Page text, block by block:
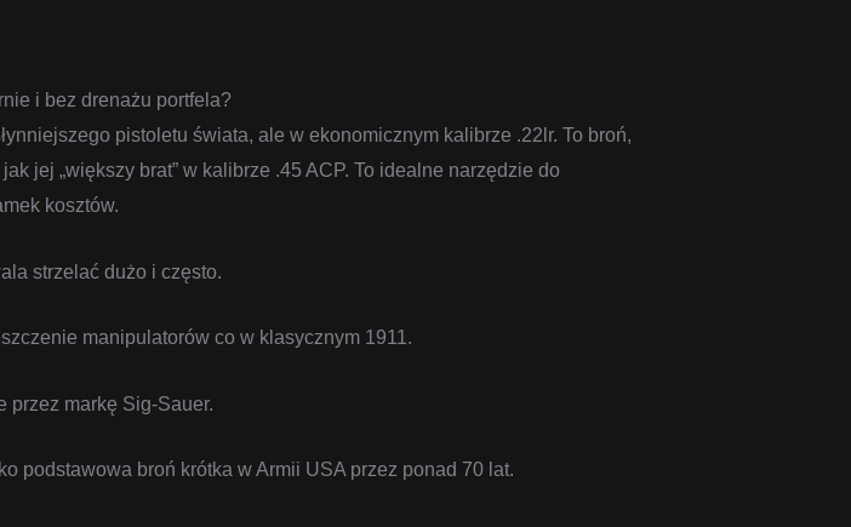
i bez drenażu portfela?
pistoletu świata, ale w ekonomicznym kalibrze .22lr. To broń,
jej „większy brat” w kalibrze .45 ACP. To idealne narzędzie do
kosztów.
strzelać dużo i często.
manipulatorów co w klasycznym 1911.
przez markę Sig-Sauer.
podstawowa broń krótka w Armii USA przez ponad 70 lat.